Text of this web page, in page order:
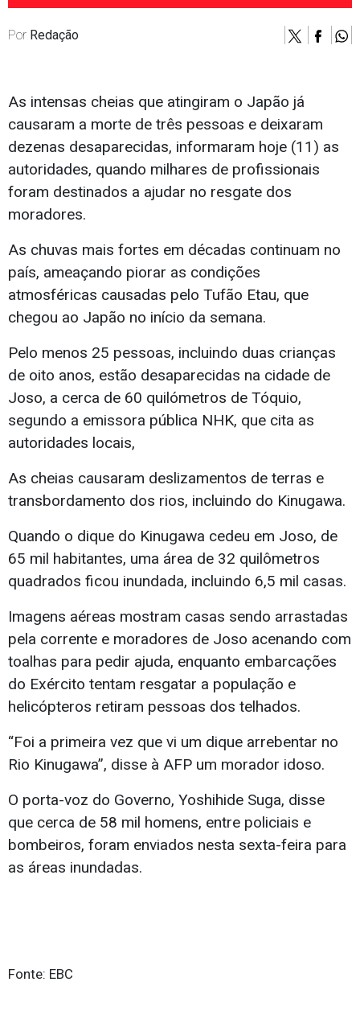
Por Redação
As intensas cheias que atingiram o Japão já
causaram a morte de três pessoas e deixaram
dezenas desaparecidas, informaram hoje (11) as
autoridades, quando milhares de profissionais
foram destinados a ajudar no resgate dos
moradores.
As chuvas mais fortes em décadas continuam no
país, ameaçando piorar as condições
atmosféricas causadas pelo Tufão Etau, que
chegou ao Japão no início da semana.
Pelo menos 25 pessoas, incluindo duas crianças
de oito anos, estão desaparecidas na cidade de
Joso, a cerca de 60 quilómetros de Tóquio,
segundo a emissora pública NHK, que cita as
autoridades locais,
As cheias causaram deslizamentos de terras e
transbordamento dos rios, incluindo do Kinugawa.
Quando o dique do Kinugawa cedeu em Joso, de
65 mil habitantes, uma área de 32 quilômetros
quadrados ficou inundada, incluindo 6,5 mil casas.
Imagens aéreas mostram casas sendo arrastadas
pela corrente e moradores de Joso acenando com
toalhas para pedir ajuda, enquanto embarcações
do Exército tentam resgatar a população e
helicópteros retiram pessoas dos telhados.
“Foi a primeira vez que vi um dique arrebentar no
Rio Kinugawa”, disse à AFP um morador idoso.
O porta-voz do Governo, Yoshihide Suga, disse
que cerca de 58 mil homens, entre policiais e
bombeiros, foram enviados nesta sexta-feira para
as áreas inundadas.
Fonte: EBC